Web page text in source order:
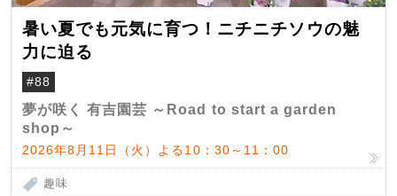
暑い夏でも元気に育つ！ニチニチソウの魅
力に迫る
#88
夢が咲く 有吉園芸 ～Road to start a garden
shop～
2026年8月11日（火）よる10：30～11：00
趣味